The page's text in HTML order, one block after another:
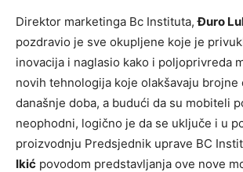
Direktor marketinga Bc Instituta,Đuro
pozdravio je sve okupljene koje je
inovacija i naglasio kako i poljoprivreda
novih tehnologija koje olakšavaju brojne
današnje doba, a budući da su mobiteli
neophodni, logično je da se uključe i u
proizvodnju Predsjednik uprave BC
Ikić povodom predstavljanja ove nove